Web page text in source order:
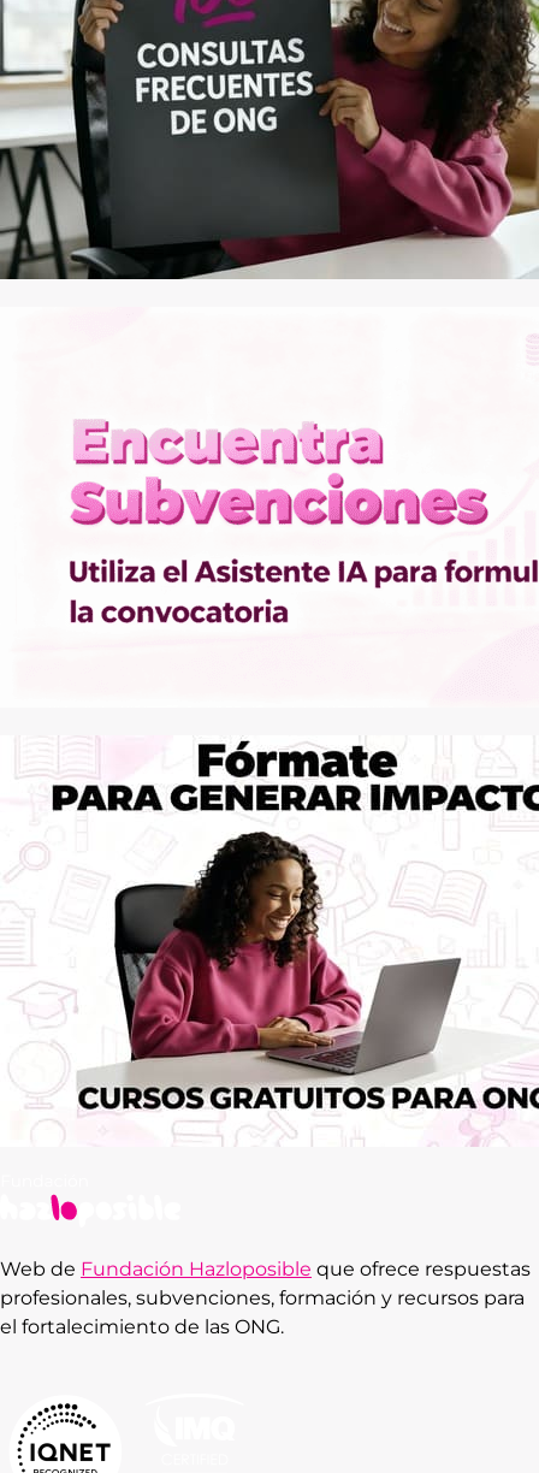
Web de Fundación Hazloposible que ofrece respuestas
profesionales, subvenciones, formación y recursos para
el fortalecimiento de las ONG.